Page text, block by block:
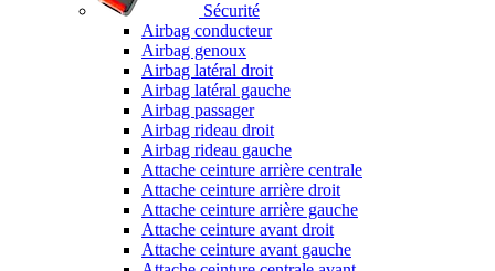
Sécurité
Airbag conducteur
Airbag genoux
Airbag latéral droit
Airbag latéral gauche
Airbag passager
Airbag rideau droit
Airbag rideau gauche
Attache ceinture arrière centrale
Attache ceinture arrière droit
Attache ceinture arrière gauche
Attache ceinture avant droit
Attache ceinture avant gauche